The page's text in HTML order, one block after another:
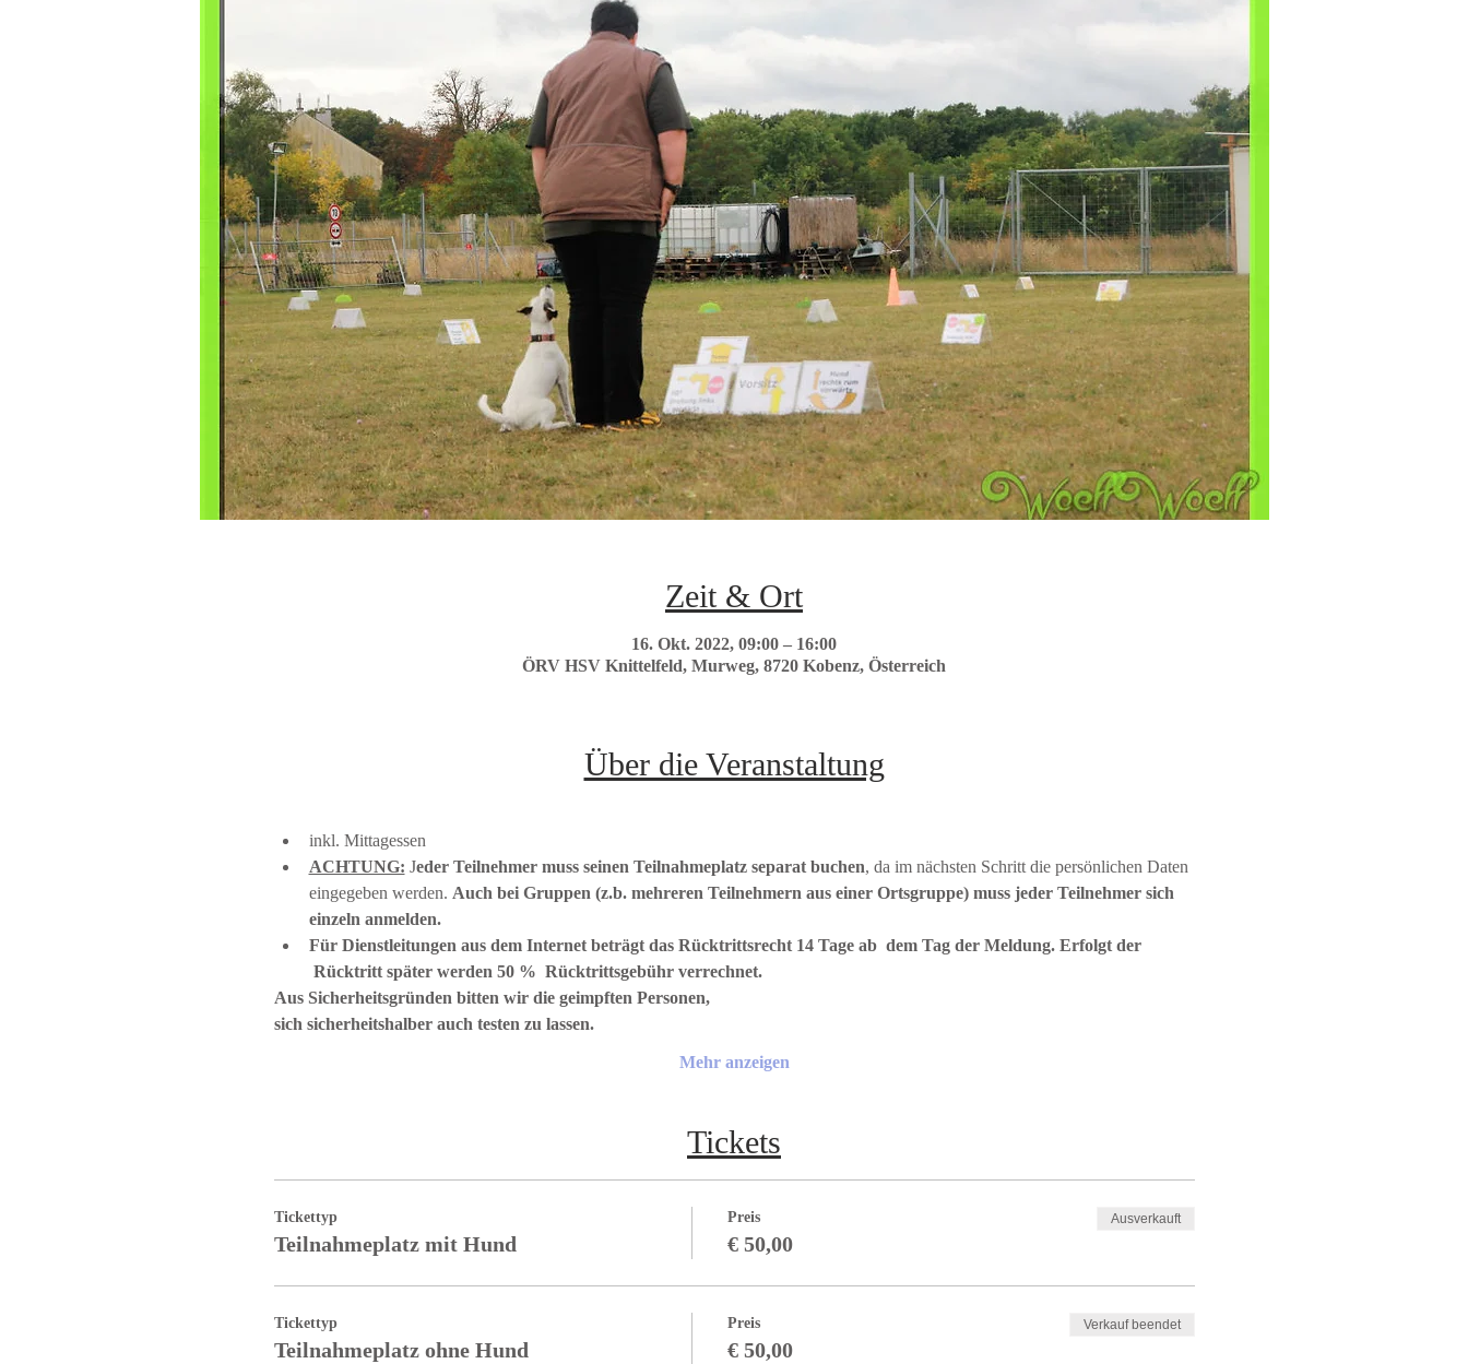
Zeit & Ort
16. Okt. 2022, 09:00 – 16:00
ÖRV HSV Knittelfeld, Murweg, 8720 Kobenz, Österreich
Über die Veranstaltung
inkl. Mittagessen
ACHTUNG: Jeder Teilnehmer muss seinen Teilnahmeplatz separat buchen, da im nächsten Schritt die persönlichen Daten
eingegeben werden. Auch bei Gruppen (z.b. mehreren Teilnehmern aus einer Ortsgruppe) muss jeder Teilnehmer sich
einzeln anmelden.
Für Dienstleitungen aus dem Internet beträgt das Rücktrittsrecht 14 Tage ab  dem Tag der Meldung. Erfolgt der
Rücktritt später werden 50 %  Rücktrittsgebühr verrechnet.
Aus Sicherheitsgründen bitten wir die geimpften Personen,
sich sicherheitshalber auch testen zu lassen.
Mehr anzeigen
Tickets
Tickettyp
Teilnahmeplatz mit Hund
Preis
€ 50,00
Ausverkauft
Tickettyp
Teilnahmeplatz ohne Hund
Preis
€ 50,00
Verkauf beendet